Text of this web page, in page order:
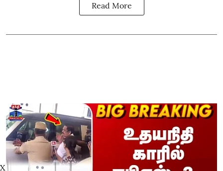
Read More
X